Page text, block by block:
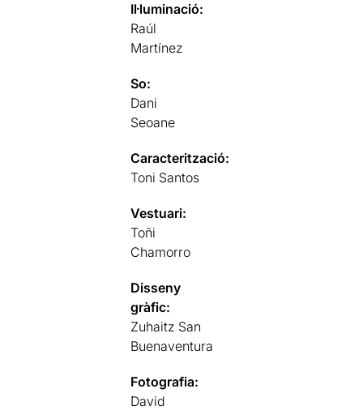
Il·luminació:
Raúl
Martínez
So:
Dani
Seoane
Caracterització:
Toni Santos
Vestuari:
Toñi
Chamorro
Disseny
gràfic:
Zuhaitz San
Buenaventura
Fotografia:
David